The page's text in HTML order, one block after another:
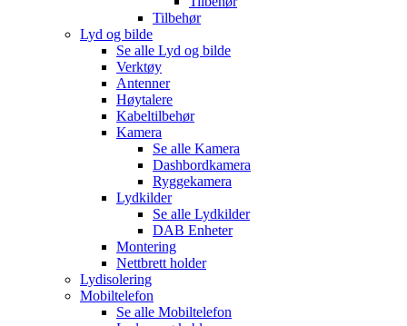
Tilbehør
Lyd og bilde
Se alle Lyd og bilde
Verktøy
Antenner
Høytalere
Kabeltilbehør
Kamera
Se alle Kamera
Dashbordkamera
Ryggekamera
Lydkilder
Se alle Lydkilder
DAB Enheter
Montering
Nettbrett holder
Lydisolering
Mobiltelefon
Se alle Mobiltelefon